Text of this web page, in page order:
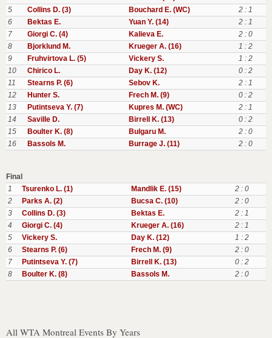
5
Collins D. (3) Bouchard E. (WC)
2 : 1
6
Bektas E. Yuan Y. (14)
2 : 1
7
Giorgi C. (4) Kalieva E.
2 : 0
8
Bjorklund M. Krueger A. (16)
1 : 2
9
Fruhvirtova L. (5) Vickery S.
1 : 2
10
Chirico L. Day K. (12)
0 : 2
11
Stearns P. (6) Sebov K.
2 : 1
12
Hunter S. Frech M. (9)
0 : 2
13
Putintseva Y. (7) Kupres M. (WC)
2 : 1
14
Saville D. Birrell K. (13)
0 : 2
15
Boulter K. (8) Bulgaru M.
2 : 0
16
Bassols M. Burrage J. (11) 2 : 0
Final
1
Tsurenko L. (1) Mandlik E. (15)
2 : 0
2
Parks A. (2) Bucsa C. (10)
2 : 0
3
Collins D. (3) Bektas E.
2 : 1
4
Giorgi C. (4) Krueger A. (16)
2 : 1
5
Vickery S. Day K. (12)
1 : 2
6
Stearns P. (6) Frech M. (9)
2 : 0
7
Putintseva Y. (7) Birrell K. (13)
0 : 2
8
Boulter K. (8) Bassols M. 2 : 0
All WTA Montreal Events By Years